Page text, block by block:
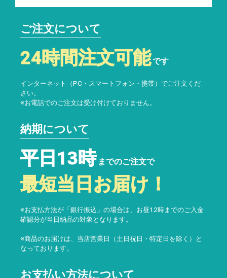
ご注文について
24時間注文可能です
インターネット（PC・スマートフォン・携帯）でご注文くだ
さい。
※お電話でのご注文は受け付けておりません。
納期について
平日13時 までのご注文で
最短当日お届け！
※お支払方法が「銀行振込」の場合は、お昼12時までのご入金
確認分が当日納品の対象となります。
※商品のお届けは、当店営業日（土日祝日・特定日を除く）と
なっております。
お支払い方法について